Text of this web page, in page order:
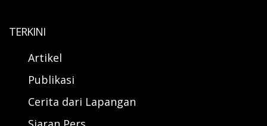
TERKINI
Artikel
Publikasi
Cerita dari Lapangan